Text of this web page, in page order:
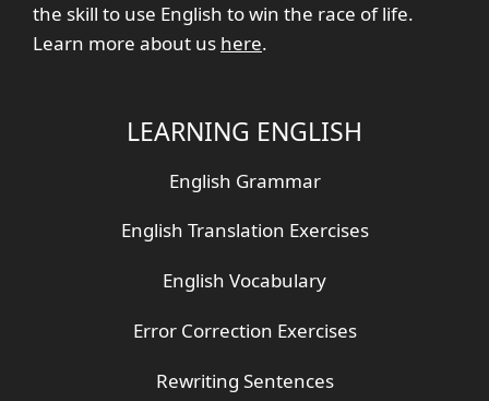
the skill to use English to win the race of life.
Learn more about us here.
LEARNING ENGLISH
English Grammar
English Translation Exercises
English Vocabulary
Error Correction Exercises
Rewriting Sentences